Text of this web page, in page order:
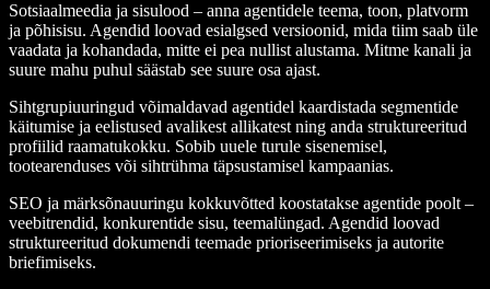
Sotsiaalmeedia ja sisulood – anna agentidele teema, toon, platvorm
ja põhisisu. Agendid loovad esialgsed versioonid, mida tiim saab üle
vaadata ja kohandada, mitte ei pea nullist alustama. Mitme kanali ja
suure mahu puhul säästab see suure osa ajast.
Sihtgrupiuuringud võimaldavad agentidel kaardistada segmentide
käitumise ja eelistused avalikest allikatest ning anda struktureeritud
profiilid raamatukokku. Sobib uuele turule sisenemisel,
tootearenduses või sihtrühma täpsustamisel kampaanias.
SEO ja märksõnauuringu kokkuvõtted koostatakse agentide poolt –
veebitrendid, konkurentide sisu, teemalüngad. Agendid loovad
struktureeritud dokumendi teemade prioriseerimiseks ja autorite
briefimiseks.